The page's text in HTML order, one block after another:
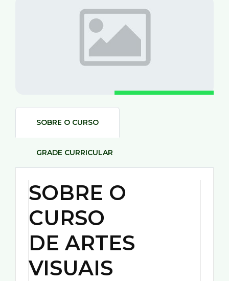
SOBRE O CURSO
GRADE CURRICULAR
SOBRE O
CURSO
DE ARTES
VISUAIS